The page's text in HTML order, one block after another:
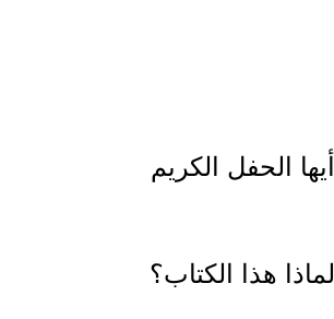
أيها الحفل الكريم
لماذا هذا الكتاب؟